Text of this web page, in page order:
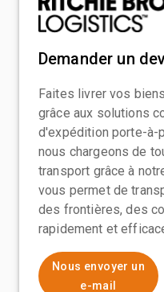
Demander un
Faites livrer vos
grâce aux solutions
d'expédition porte-à-
nous chargeons de
transport grâce à
vous permet de
des frontières, des
rapidement et
Nous envoyer un
e-mail